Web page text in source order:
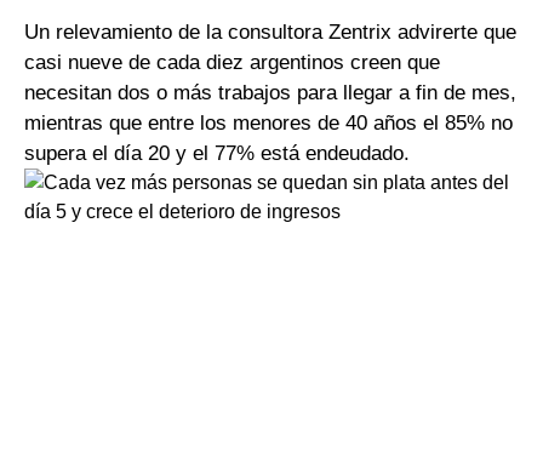
Un relevamiento de la consultora Zentrix advirerte que
casi nueve de cada diez argentinos creen que
necesitan dos o más trabajos para llegar a fin de mes,
mientras que entre los menores de 40 años el 85% no
supera el día 20 y el 77% está endeudado.